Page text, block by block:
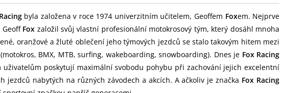
byla založena v roce 1974 univerzitním učitelem, Geoffem Foxem. Nejprve
Fox založil svůj vlastní profesionální motokrosový tým, který dosáhl mnoha
oranžové a žluté oblečení jeho týmových jezdců se stalo takovým hitem mezi
BMX, MTB, surfing, wakeboarding, snowboarding). Dnes je Fox Racing
poskytují maximální svobodu pohybu při zachování jejich excelentní
nabytých na různých závodech a akcích. A ačkoliv je značka Fox Racing